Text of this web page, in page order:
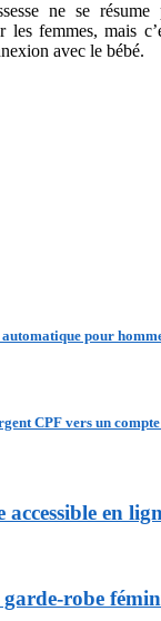
ne se résume
les femmes, mais
avec le bébé.
pour
CPF vers un
en
garde-robe